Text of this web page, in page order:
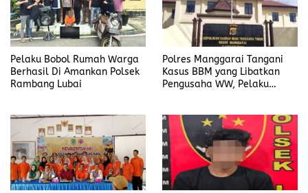
Pelaku Bobol Rumah Warga
Berhasil Di Amankan Polsek
Rambang Lubai
Polres Manggarai Tangani
Kasus BBM yang Libatkan
Pengusaha WW, Pelaku